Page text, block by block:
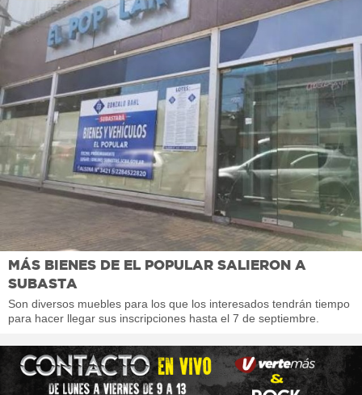
MÁS BIENES DE EL POPULAR SALIERON A
SUBASTA
Son diversos muebles para los que los interesados tendrán tiempo
para hacer llegar sus inscripciones hasta el 7 de septiembre.